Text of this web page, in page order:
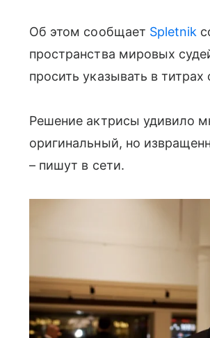
Об этом сообщает Spletnik
пространства мировых
просить указывать в
Решение актрисы удивило
оригинальный, но
– пишут в сети.